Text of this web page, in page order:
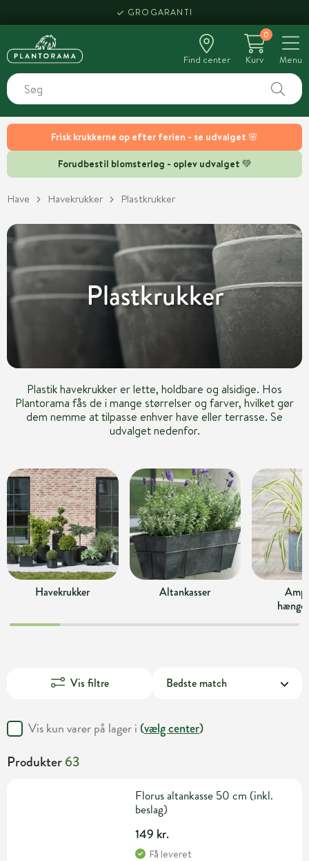
Frisk krukkerne op efter ferien - se udvalget 🌸
Forudbestil blomsterløg - oplev udvalget 💚
GROGARANTI
Find center
0
Kurv
Menu
Have Havekrukker Plastkrukker
Plastkrukker
Plastik havekrukker er lette, holdbare og alsidige. Hos
Plantorama fås de i mange størrelser og farver, hvilket gør
dem nemme at tilpasse enhver have eller terrasse. Se
udvalget nedenfor.
Havekrukker Altankasser
Vis filtre
Vis kun varer på lager i (vælg center)
Produkter63
Florus altankasse 50 cm (inkl.
beslag)
149 kr.
Få leveret